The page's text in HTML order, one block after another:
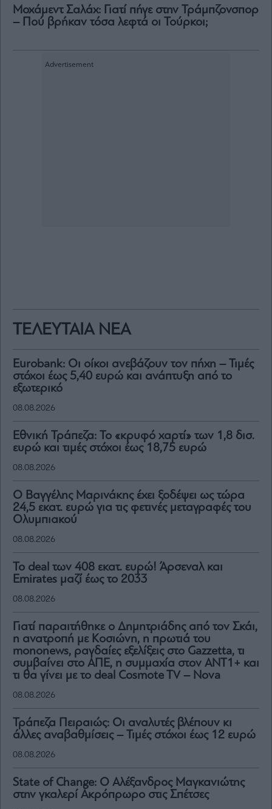
ΤΕΛΕΥΤΑΙΑ ΝΕΑ
Eurobank: Οι οίκοι ανεβάζουν τον πήχη – Τιμές
στόχοι έως 5,40 ευρώ και ανάπτυξη από το
εξωτερικό
08.08.2026
Εθνική Τράπεζα: Το «κρυφό χαρτί» των 1,8 δισ.
ευρώ και τιμές στόχοι έως 18,75 ευρώ
08.08.2026
Ο Βαγγέλης Μαρινάκης έχει ξοδέψει ως τώρα
24,5 εκατ. ευρώ για τις φετινές μεταγραφές του
Ολυμπιακού
08.08.2026
To deal των 408 εκατ. ευρώ! Άρσεναλ και
Emirates μαζί έως το 2033
08.08.2026
Γιατί παραιτήθηκε ο Δημητριάδης από τον Σκάι,
η ανατροπή με Κοσιώνη, η πρωτιά του
mononews, ραγδαίες εξελίξεις στο Gazzetta, τι
συμβαίνει στο ΑΠΕ, η συμμαχία στον ΑΝΤ1+ και
τι θα γίνει με το deal Cosmote TV – Nova
08.08.2026
Τράπεζα Πειραιώς: Οι αναλυτές βλέπουν κι
άλλες αναβαθμίσεις – Τιμές στόχοι έως 12 ευρώ
08.08.2026
State of Change: Ο Αλέξανδρος Μαγκανιώτης
στην γκαλερί Ακρόπρωρο στις Σπέτσες
Μοχάμεντ Σαλάχ: Γιατί πήγε στην Τράμπζονσπορ
– Πού βρήκαν τόσα λεφτά οι Τούρκοι;